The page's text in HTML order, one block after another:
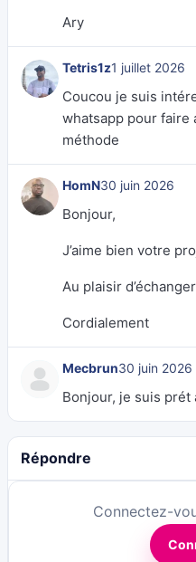
Ary
Tetris1z1 juillet 2026
Coucou je suis
whatsapp pour faire
méthode
HomN30 juin 2026
Bonjour,
J’aime bien votre
Au plaisir
Cordialement
Mecbrun30 juin 2026
Bonjour, je suis
Répondre
Connectez-